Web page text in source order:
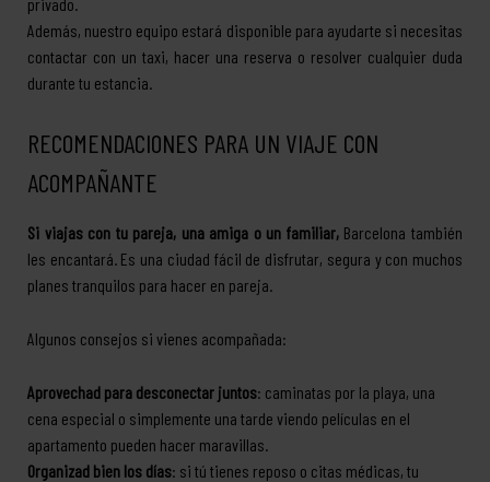
Además, nuestro equipo estará disponible para ayudarte si necesitas
contactar con un taxi, hacer una reserva o resolver cualquier duda
durante tu estancia.
RECOMENDACIONES PARA UN VIAJE CON
ACOMPAÑANTE
Si viajas con tu pareja, una amiga o un familiar,Barcelona también
les encantará. Es una ciudad fácil de disfrutar, segura y con muchos
planes tranquilos para hacer en pareja.
Algunos consejos si vienes acompañada:
Aprovechad para desconectar juntos: caminatas por la playa, una
cena especial o simplemente una tarde viendo películas en el
apartamento pueden hacer maravillas.
Organizad bien los días: si tú tienes reposo o citas médicas, tu